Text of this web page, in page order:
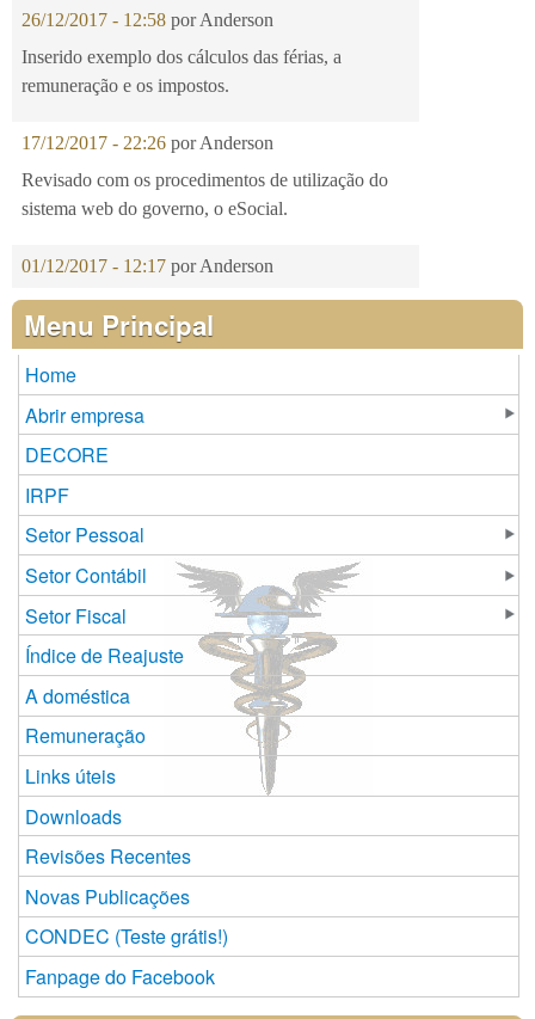
26/12/2017 - 12:58 porAnderson
Inserido exemplo dos cálculos das férias, a
remuneração e os impostos.
17/12/2017 - 22:26 porAnderson
Revisado com os procedimentos de utilização do
sistema web do governo, o eSocial.
01/12/2017 - 12:17 porAnderson
Menu Principal
Home
Abrir empresa
DECORE
IRPF
Setor Pessoal
Setor Contábil
Setor Fiscal
Índice de Reajuste
A doméstica
Remuneração
Links úteis
Downloads
Revisões Recentes
Novas Publicações
CONDEC (Teste grátis!)
Fanpage do Facebook